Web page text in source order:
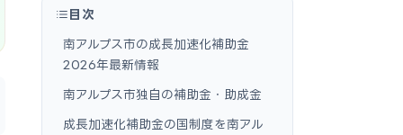
目次
南アルプス市の成長加速化補助金
2026年最新情報
南アルプス市独自の補助金・助成金
成長加速化補助金の国制度を南アル